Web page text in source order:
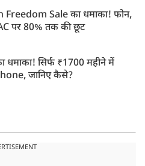
Freedom Sale का धमाका! फोन,
पर 80% तक की छूट
धमाका! सिर्फ ₹1700 महीने में
जानिए कैसे?